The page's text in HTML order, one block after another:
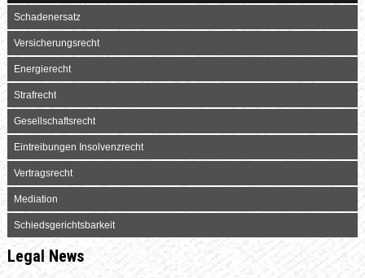
Schadenersatz
Versicherungsrecht
Energierecht
Strafrecht
Gesellschaftsrecht
Eintreibungen Insolvenzrecht
Vertragsrecht
Mediation
Schiedsgerichtsbarkeit
Legal News